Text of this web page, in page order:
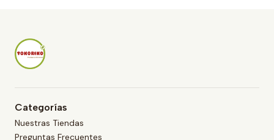
d
Categorías
Nuestras Tiendas
Preguntas Frecuentes